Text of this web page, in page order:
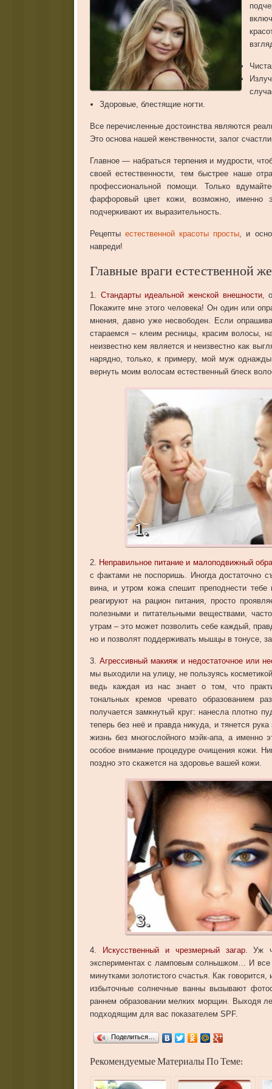
Здоровые, блестящие ногти.
Все перечисленные достоинства являются
Это основа нашей женственности, залог
Главное — набраться терпения и мудрости,
своей естественности, тем быстрее наше
профессиональной помощи. Только
фарфоровый цвет кожи, возможно, именно
подчеркивают их выразительность.
Рецепты естественной красоты просты, и
навреди!
Главные враги естественной
1. Стандарты идеальной женской внешности,
Покажите мне этого человека! Он один или
мнения, давно уже несвободен. Если
стараемся – клеим ресницы, красим волосы,
неизвестно кем является и неизвестно как
нарядно, только, к примеру, мой муж
вернуть моим волосам естественный блеск
2. Неправильное питание и малоподвижный
с фактами не поспоришь. Иногда достаточно
вина, и утром кожа спешит преподнести
реагируют на рацион питания, просто
полезными и питательными веществами,
утрам – это может позволить себе каждый,
но и позволят поддерживать мышцы в тонусе,
3. Агрессивный макияж и недостаточное или
мы выходили на улицу, не пользуясь
ведь каждая из нас знает о том, что
тональных кремов чревато образованием
получается замкнутый круг: нанесла плотно
теперь без неё и правда никуда, и тянется
жизнь без многослойного мэйк-апа, а именно
особое внимание процедуре очищения кожи.
поздно это скажется на здоровье вашей кожи.
4. Искусственный и чрезмерный загар. Уж
экспериментах с ламповым солнышком… И
минутками золотистого счастья. Как
избыточные солнечные ванны вызывают
раннем образовании мелких морщин. Выходя
подходящим для вас показателем SPF.
Поделиться…
Рекомендуемые Материалы По Теме: